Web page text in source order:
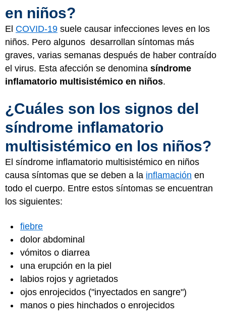
en niños?
El COVID-19 suele causar infecciones leves en los
niños. Pero algunos desarrollan síntomas más
graves, varias semanas después de haber contraído
el virus. Esta afección se denomina síndrome
inflamatorio multisistémico en niños.
¿Cuáles son los signos del
síndrome inflamatorio
multisistémico en los niños?
El síndrome inflamatorio multisistémico en niños
causa síntomas que se deben a la inflamación en
todo el cuerpo. Entre estos síntomas se encuentran
los siguientes:
fiebre
dolor abdominal
vómitos o diarrea
una erupción en la piel
labios rojos y agrietados
ojos enrojecidos ("inyectados en sangre")
manos o pies hinchados o enrojecidos